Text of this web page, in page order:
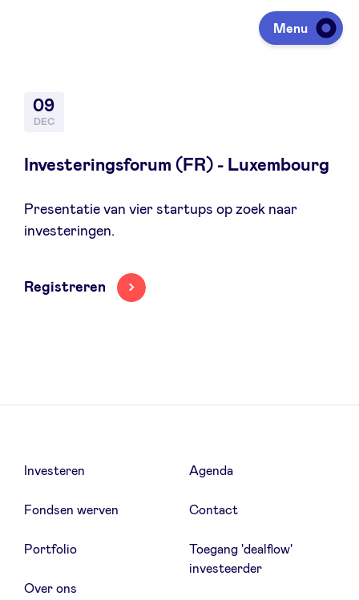
Menu
Fondsen ophalen
Portfolio
Agenda
BeAngels Luxemburg
09
DEC
Investeringsforum (FR) - Luxembourg
Presentatie van vier startups op zoek naar
investeringen.
Registreren
Investeren
Fondsen werven
Portfolio
Over ons
Agenda
Contact
Toegang 'dealflow'
investeerder